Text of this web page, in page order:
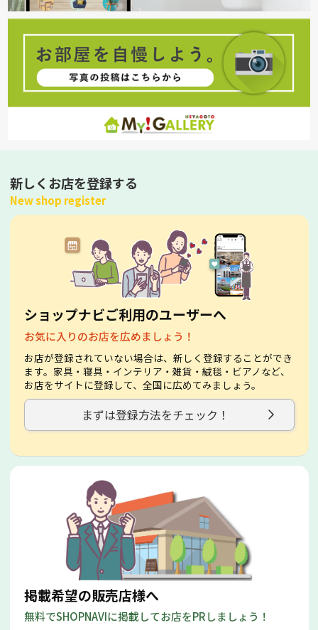
新しくお店を登録する
New shop register
ショップナビご利用のユーザーへ
お気に入りのお店を広めましょう！
お店が登録されていない場合は、新しく登録することができ
ます。家具・寝具・インテリア・雑貨・絨毯・ビアノなど、
お店をサイトに登録して、全国に広めてみましょう。
まずは登録方法をチェック！
掲載希望の販売店様へ
無料でSHOPNAVIに掲載してお店をPRしましょう！